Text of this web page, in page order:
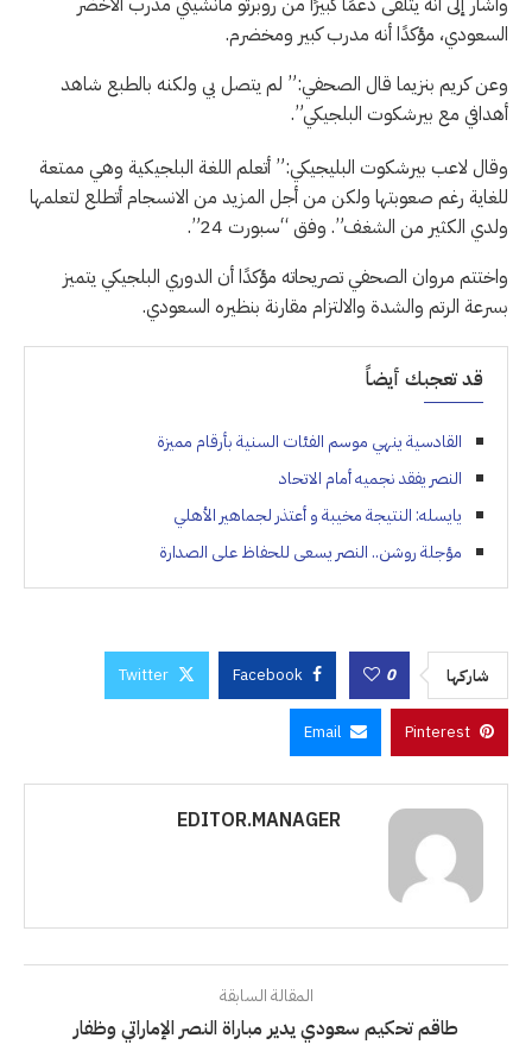
السعودي، مؤكدًا أنه مدرب كبير ومخضرم.
وعن كريم بنزيما قال الصحفي:” لم يتصل بي ولكنه بالطبع شاهد
أهدافي مع بيرشكوت البلجيكي”.
وقال لاعب بيرشكوت البليجيكي:” أتعلم اللغة البلجيكية وهي ممتعة
للغاية رغم صعوبتها ولكن من أجل المزيد من الانسجام أتطلع لتعلمها
ولدي الكثير من الشغف”. وفق “سبورت 24”.
واختتم مروان الصحفي تصريحاته مؤكدًا أن الدوري البلجيكي يتميز
بسرعة الرتم والشدة والالتزام مقارنة بنظيره السعودي.
قد تعجبك أيضاً
القادسية ينهي موسم الفئات السنية بأرقام مميزة
النصر يفقد نجميه أمام الاتحاد
يايسله: النتيجة مخيبة و أعتذر لجماهير الأهلي
مؤجلة روشن.. النصر يسعى للحفاظ على الصدارة
شاركها 0
Facebook
Twitter
Pinterest
Email
EDITOR.MANAGER
المقالة السابقة
طاقم تحكيم سعودي يدير مباراة النصر الإماراتي وظفار